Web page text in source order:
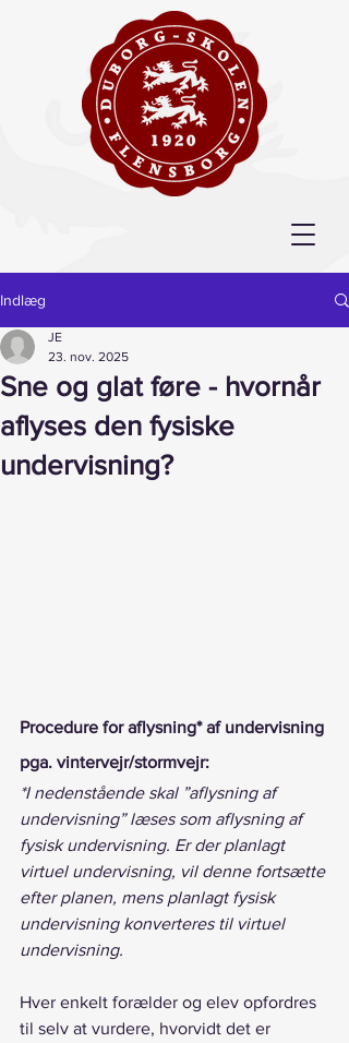
Indlæg
Sne og glat føre - hvornår
aflyses den fysiske
undervisning?
JE
23. nov. 2025
Procedure for aflysning* af undervisning
pga. vintervejr/stormvejr:
*I nedenstående skal ”aflysning af
undervisning” læses som aflysning af
fysisk undervisning. Er der planlagt
virtuel undervisning, vil denne fortsætte
efter planen, mens planlagt fysisk
undervisning konverteres til virtuel
undervisning.
Hver enkelt forælder og elev opfordres
til selv at vurdere, hvorvidt det er